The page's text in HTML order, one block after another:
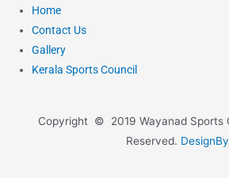
Home
Contact Us
Gallery
Kerala Sports Council
Copyright © 2019 Wayanad Sports
Reserved. DesignBy